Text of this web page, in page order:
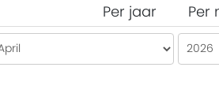
Per jaar Per